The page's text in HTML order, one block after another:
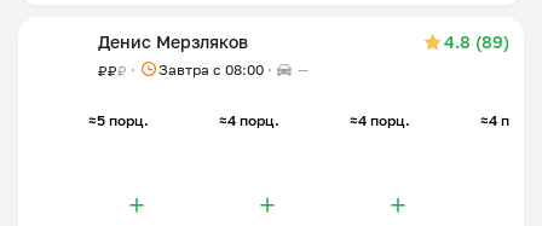
Денис Мерзляков 4.8 (89)
₽₽₽ Завтра c 08:00 —
≈5 порц. ≈4 порц. ≈4 порц. ≈4 порц.